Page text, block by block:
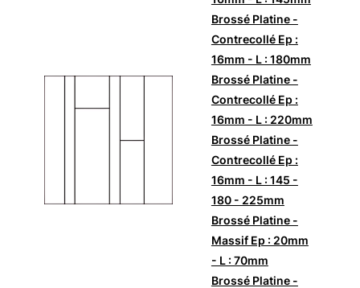
Brossé Platine -
Contrecollé Ep :
16mm - L : 180mm
Brossé Platine -
Contrecollé Ep :
16mm - L : 220mm
Brossé Platine -
Contrecollé Ep :
16mm - L : 145 -
180 - 225mm
Brossé Platine -
Massif Ep : 20mm
- L : 70mm
Brossé Platine -